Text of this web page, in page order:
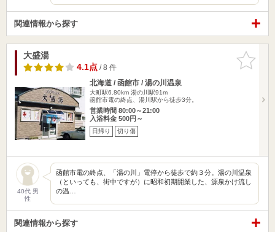
関連情報から探す
お気に入
りに追加
大盛湯
4.1点/ 8 件
北海道 / 函館市 / 湯の川温泉
大町駅6.80km 湯の川駅91m
函館市電の終点、湯川駅から徒歩3分。
営業時間 80:00～21:00
入浴料金 500円～
日帰り 切り傷
40代 男
性
函館市電の終点、「湯の川」電停から徒歩で約３分。湯の川温泉
（といっても、街中ですが）に昭和初期開業した、源泉かけ流し
の温…
関連情報から探す